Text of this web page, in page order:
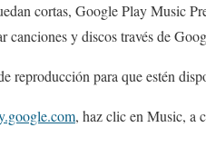
cortas, Google Play Music
y discos través de
reproducción para que estén
, haz clic en Music, a